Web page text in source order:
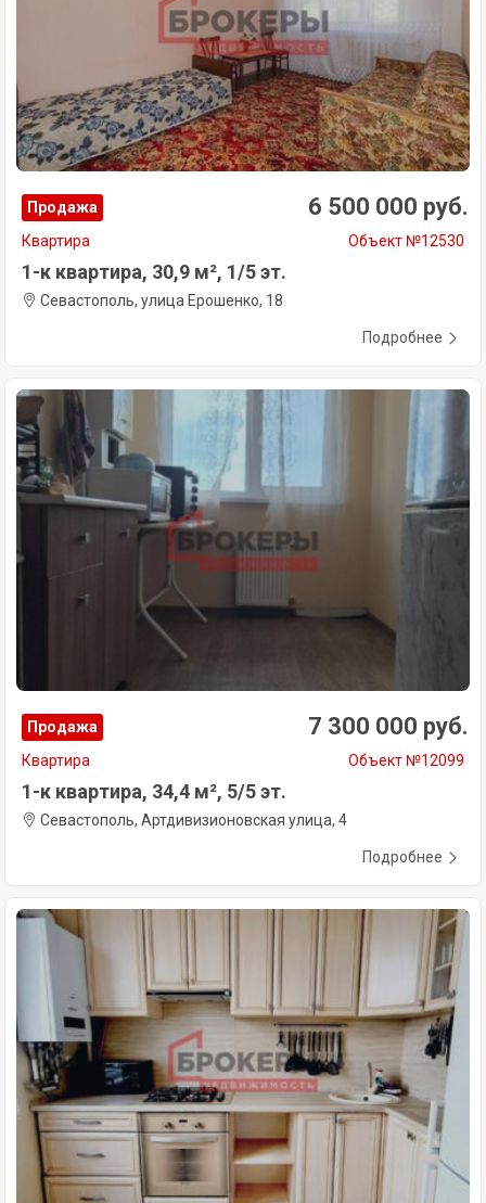
Продажа 6 500 000 руб.
Квартира Объект №12530
1-к квартира, 30,9 м², 1/5 эт.
Севастополь, улица Ерошенко, 18
Подробнее
Продажа 7 300 000 руб.
Квартира Объект №12099
1-к квартира, 34,4 м², 5/5 эт.
Севастополь, Артдивизионовская улица, 4
Подробнее